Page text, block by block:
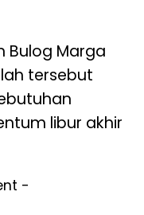
Bulog Marga
tersebut
libur akhir
-